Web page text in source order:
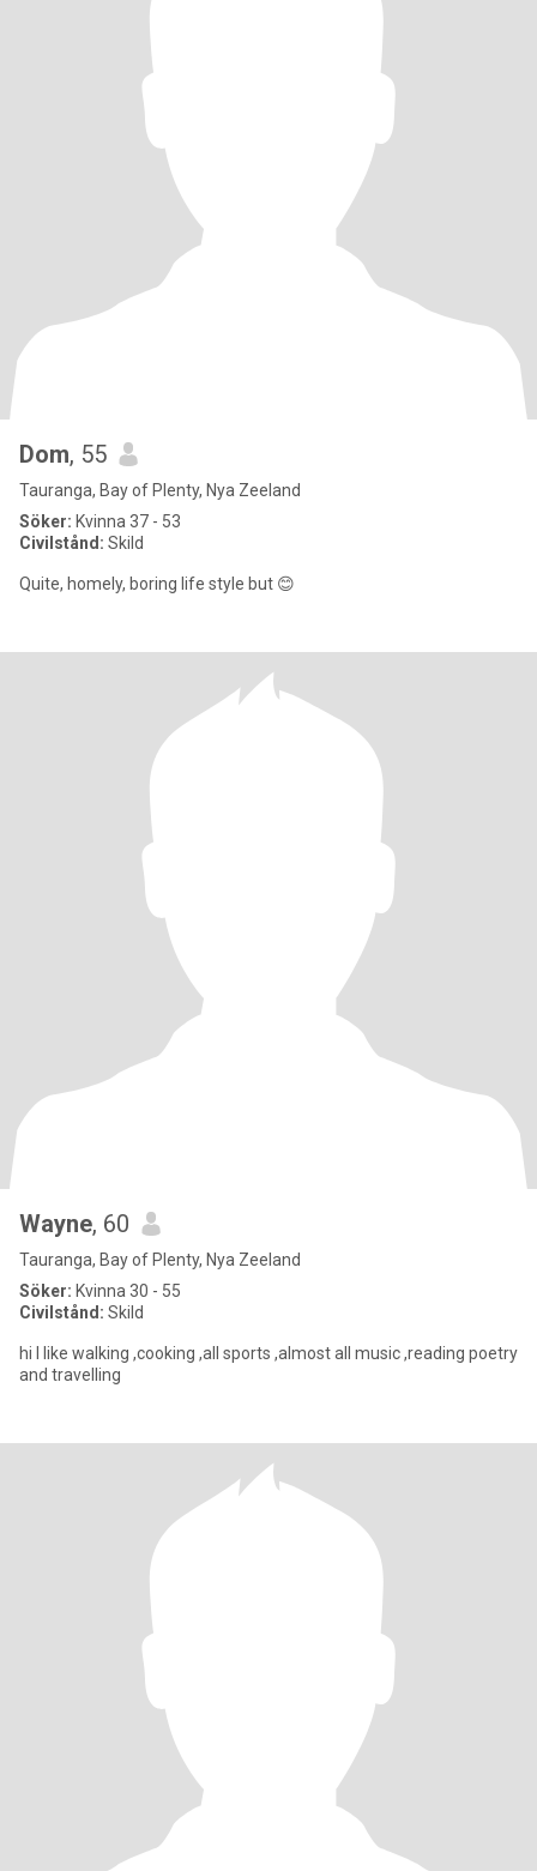
Dom, 55
Tauranga, Bay of Plenty, Nya Zeeland
Söker: Kvinna 37 - 53
Civilstånd: Skild
Quite, homely, boring life style but 😊
Wayne, 60
Tauranga, Bay of Plenty, Nya Zeeland
Söker: Kvinna 30 - 55
Civilstånd: Skild
hi I like walking ,cooking ,all sports ,almost all music ,reading poetry
and travelling